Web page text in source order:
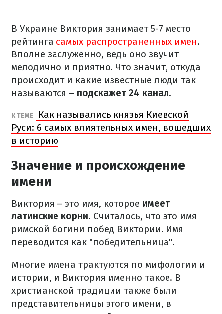
В Украине Виктория занимает 5-7 место
рейтинга самых распространенных имен.
Вполне заслуженно, ведь оно звучит
мелодично и приятно. Что значит, откуда
происходит и какие известные люди так
называются – подскажет 24 канал.
К ТЕМЕ
Как назывались князья Киевской
Руси: 6 самых влиятельных имен, вошедших
в историю
Значение и происхождение
имени
Виктория – это имя, которое имеет
латинские корни. Считалось, что это имя
римской богини побед Виктории. Имя
переводится как "победительница".
Многие имена трактуются по мифологии и
истории, и Виктория именно такое. В
христианской традиции также были
представительницы этого имени, в